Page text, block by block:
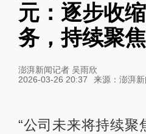
元：逐步收
务，持续聚
澎湃新闻记者 吴雨欣
2026-03-26 20:37
来源： 澎湃新
“公司未来将持续聚